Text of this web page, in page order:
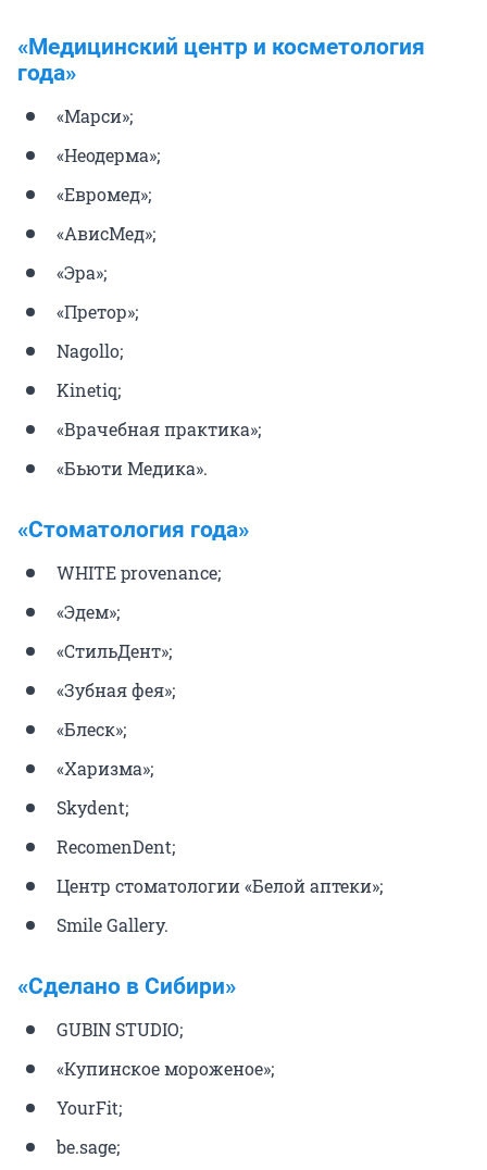
«Медицинский центр и косметология
года»
«Марси»;
«Неодерма»;
«Евромед»;
«АвисМед»;
«Эра»;
«Претор»;
Nagollo;
Kinetiq;
«Врачебная практика»;
«Бьюти Медика».
«Стоматология года»
WHITE provenance;
«Эдем»;
«СтильДент»;
«Зубная фея»;
«Блеск»;
«Харизма»;
Skydent;
RecomenDent;
Центр стоматологии «Белой аптеки»;
Smile Gallery.
«Сделано в Сибири»
GUBIN STUDIO;
«Купинское мороженое»;
YourFit;
be.sage;